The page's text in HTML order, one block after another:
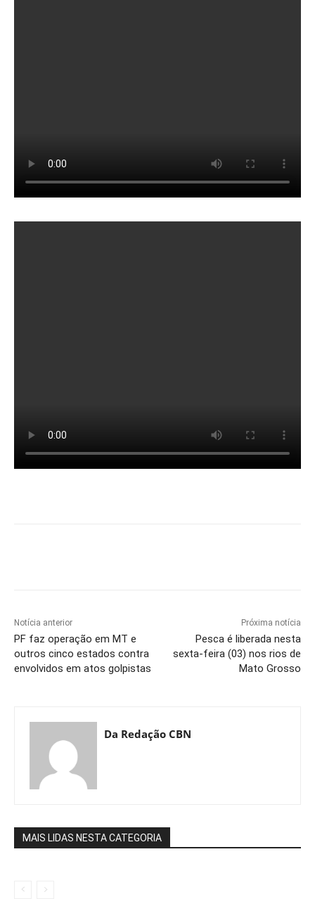
Notícia anterior
PF faz operação em MT e
outros cinco estados contra
envolvidos em atos golpistas
Próxima notícia
Pesca é liberada nesta
sexta-feira (03) nos rios de
Mato Grosso
Da Redação CBN
MAIS LIDAS NESTA CATEGORIA